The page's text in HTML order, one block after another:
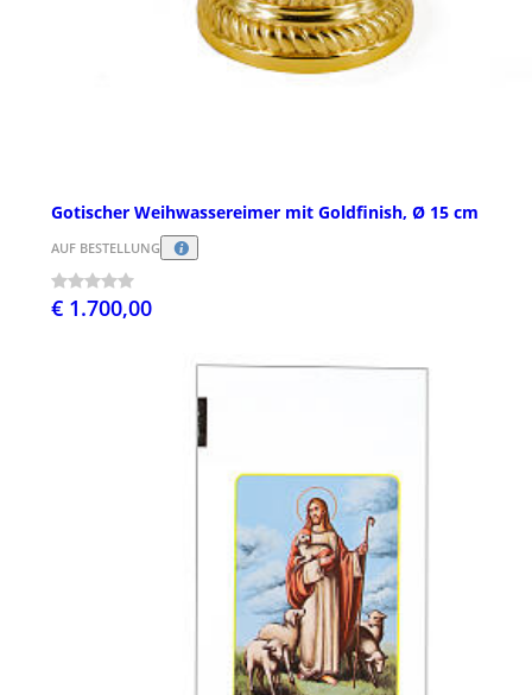
Gotischer Weihwassereimer mit Goldfinish, Ø 15 cm
AUF BESTELLUNG
€ 1.700,00